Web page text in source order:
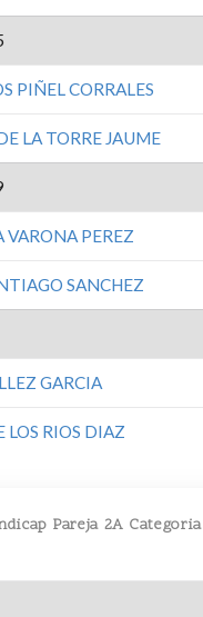
PIÑEL CORRALES
LA TORRE JAUME
VARONA PEREZ
SANCHEZ
GARCIA
LOS RIOS DIAZ
Pareja 2A Categoria